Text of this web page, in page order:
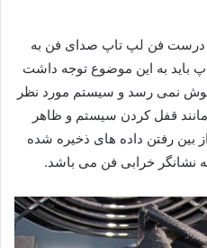
درست فن لپ تاپ صدای فن به
به این موضوع توجه داشت
نمی رسد و سیستم مورد نظر
قفل کردن سیستم و ظاهر
رفتن داده های ذخیره شده
نشانگر خرابی فن می باشد.